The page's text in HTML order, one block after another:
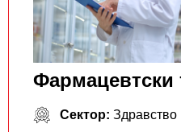
Фармацевтски
Сектор: Здравство